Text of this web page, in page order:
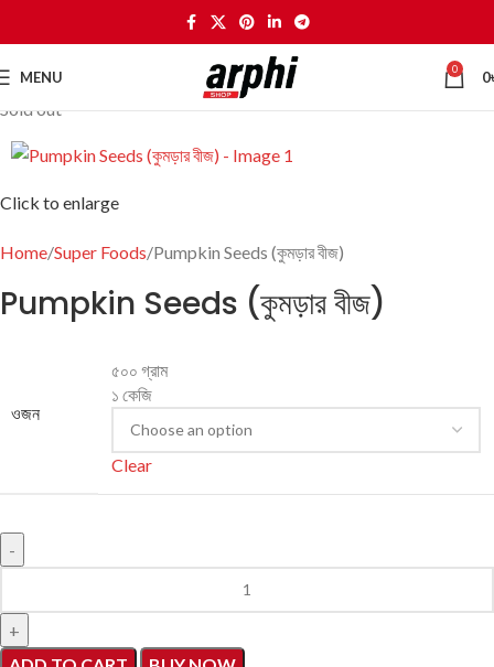
MENU 0 0
Sold out
Click to enlarge
Home Super Foods Pumpkin Seeds (কুমড়ার বীজ)
Pumpkin Seeds (কুমড়ার বীজ)
ওজন
৫০০ গ্রাম
১ কেজি
Clear